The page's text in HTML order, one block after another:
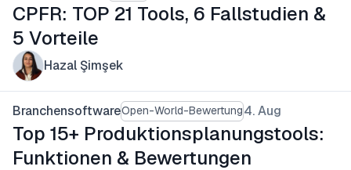
CPFR: TOP 21 Tools, 6 Fallstudien &
5 Vorteile
Hazal Şimşek
BranchensoftwareOpen-World-Bewertung4. Aug
Top 15+ Produktionsplanungstools:
Funktionen & Bewertungen